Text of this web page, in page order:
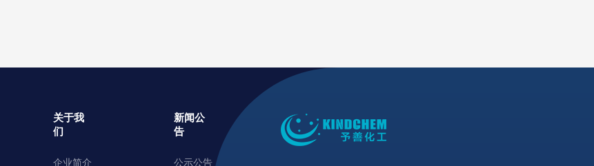
关于我
们
企业简介
新闻公
告
公示公告